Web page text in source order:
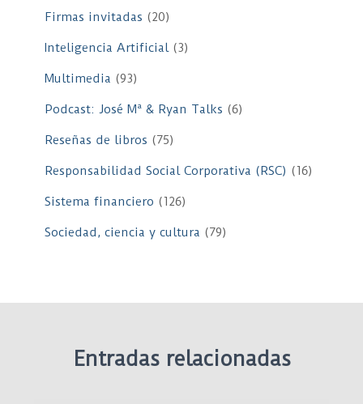
Firmas invitadas (20)
Inteligencia Artificial(3)
Multimedia (93)
Podcast: José Mª & Ryan Talks (6)
Reseñas de libros (75)
Responsabilidad Social Corporativa (RSC) (16)
Sistema financiero (126)
Sociedad, ciencia y cultura (79)
Entradas relacionadas